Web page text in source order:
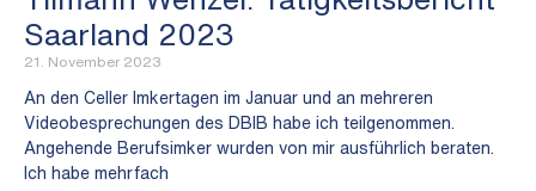
Saarland 2023
21. November 2023
An den Celler Imkertagen im Januar und an mehreren
Videobesprechungen des DBIB habe ich teilgenommen.
Angehende Berufsimker wurden von mir ausführlich beraten.
Ich habe mehrfach